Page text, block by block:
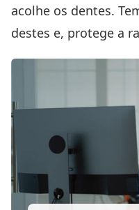
acolhe os dentes.
destes e, protege a